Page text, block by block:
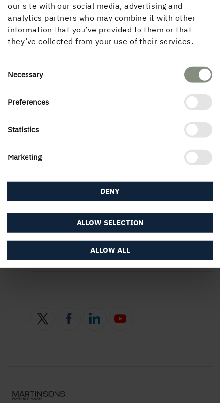
our site with our social media, advertising and
analytics partners who may combine it with other
information that you’ve provided to them or that
they’ve collected from your use of their services.
Consent
Necessary
Preferences
Statistics
Marketing
ALLOW ALL
ALLOW SELECTION
DENY
Martinsons